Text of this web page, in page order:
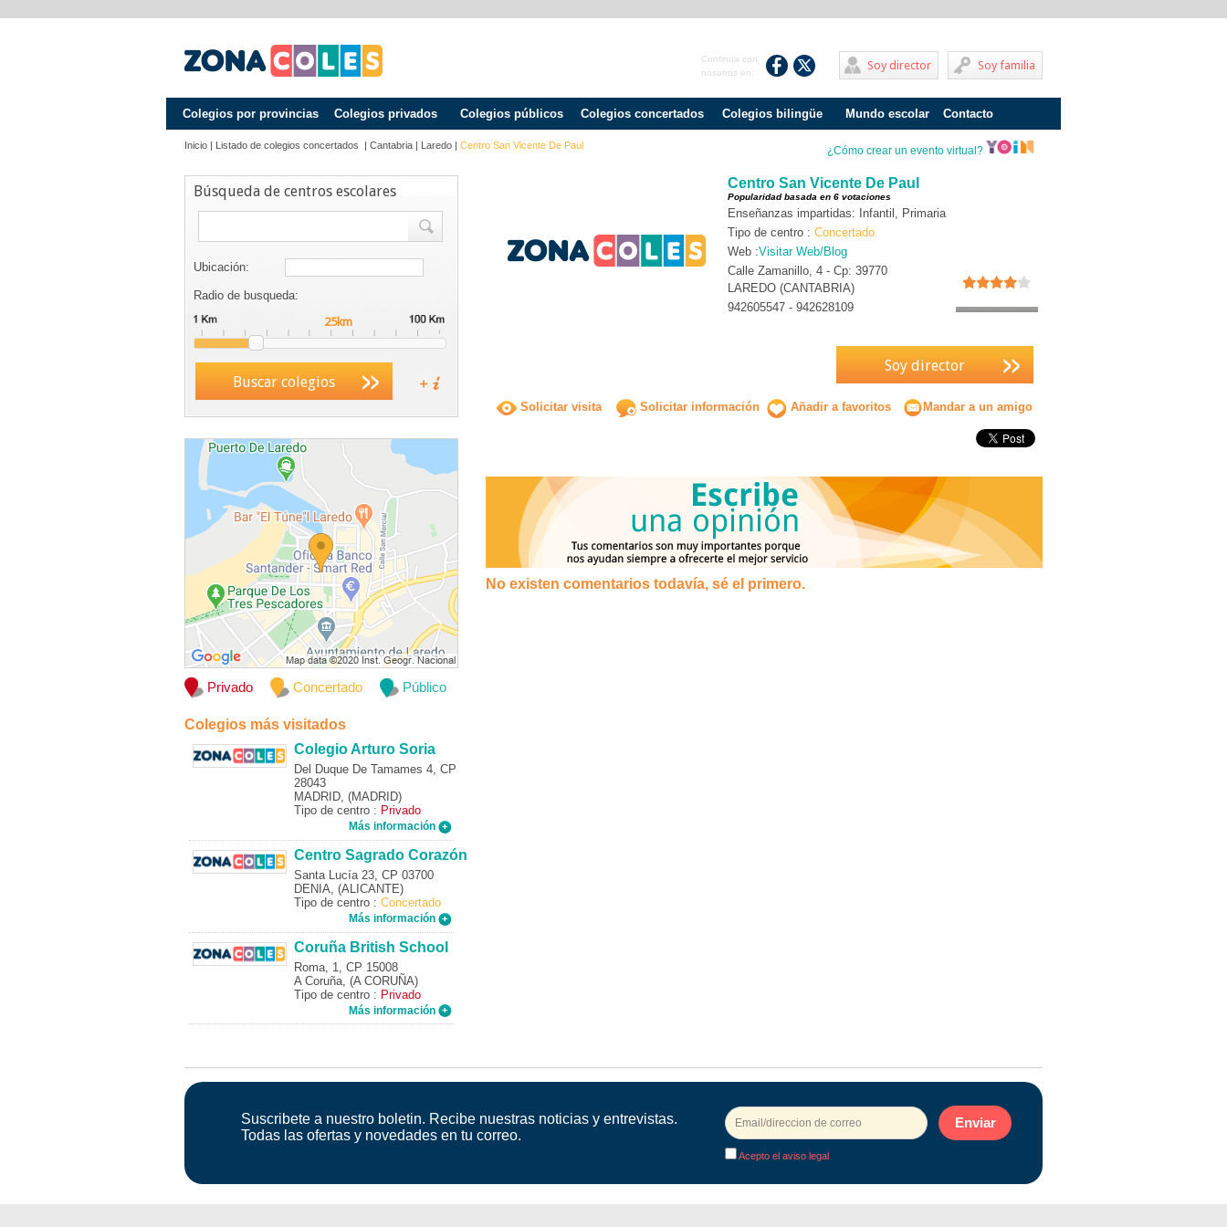
Soy familia
Soy director
Continua con
nosotros en:
Colegios por provincias Colegios privados Colegios públicos Colegios concertados Colegios bilingüe Mundo escolar
Problemas de aprendizaje
Adolescentes
Internados
Acoso escolar
Profesores
Primaria
Contacto
Inicio | Listado de colegios concertados | Cantabria | Laredo | Centro San Vicente De Paul ¿Cómo crear un evento virtual?
Búsqueda de centros escolares
Ubicación:
Radio de busqueda:
Buscar colegios
Privado Concertado Público
Colegios más visitados
Colegio Arturo Soria
Del Duque De Tamames 4, CP
28043
MADRID, (MADRID)
Tipo de centro : Privado
Más información
Centro Sagrado Corazón
Santa Lucía 23, CP 03700
DENIA, (ALICANTE)
Tipo de centro : Concertado
Más información
Coruña British School
Roma, 1, CP 15008
A Coruña, (A CORUÑA)
Tipo de centro : Privado
Más información
Centro San Vicente De Paul
Popularidad basada en 6 votaciones
Enseñanzas impartidas: Infantil, Primaria
Tipo de centro : Concertado
Web :Visitar Web/Blog
Calle Zamanillo, 4 - Cp: 39770
LAREDO (CANTABRIA)
942605547 - 942628109
Soy director
Solicitar visita Solicitar información Añadir a favoritos Mandar a un amigo
No existen comentarios todavía, sé el primero.
Suscribete a nuestro boletin. Recibe nuestras noticias y entrevistas.
Todas las ofertas y novedades en tu correo.
Enviar
Acepto el aviso legal